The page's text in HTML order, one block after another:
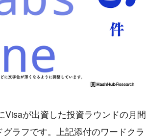
が出資した投資ラウンドの月間
ラフです。上記添付のワードクラ